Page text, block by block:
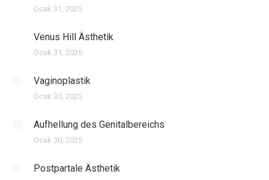
Ocak 31, 2025
Venus Hill Ästhetik
Ocak 31, 2025
Vaginoplastik
Ocak 30, 2025
Aufhellung des Genitalbereichs
Ocak 30, 2025
Postpartale Ästhetik